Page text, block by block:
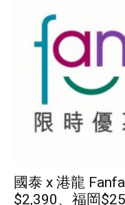
國泰 x 港龍
$2,390、福岡